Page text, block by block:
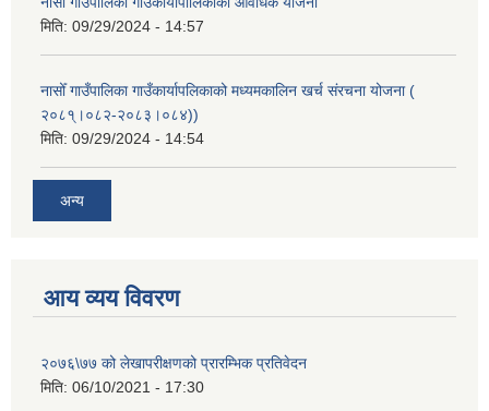
मिति: 09/29/2024 - 14:57
नासोँ गाउँपालिका गाउँकार्यापलिकाको मध्यमकालिन खर्च संरचना योजना (
२०८१्।०८२-२०८३।०८४))
मिति: 09/29/2024 - 14:54
अन्य
आय व्यय विवरण
२०७६\७७ को लेखापरीक्षणको प्रारम्भिक प्रतिवेदन
मिति: 06/10/2021 - 17:30